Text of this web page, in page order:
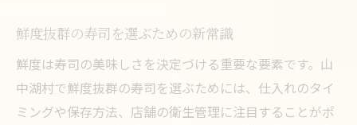
鮮度抜群の寿司を選ぶための新常識
鮮度は寿司の美味しさを決定づける重要な要素です。山
中湖村で鮮度抜群の寿司を選ぶためには、仕入れのタイ
ミングや保存方法、店舗の衛生管理に注目することがポ